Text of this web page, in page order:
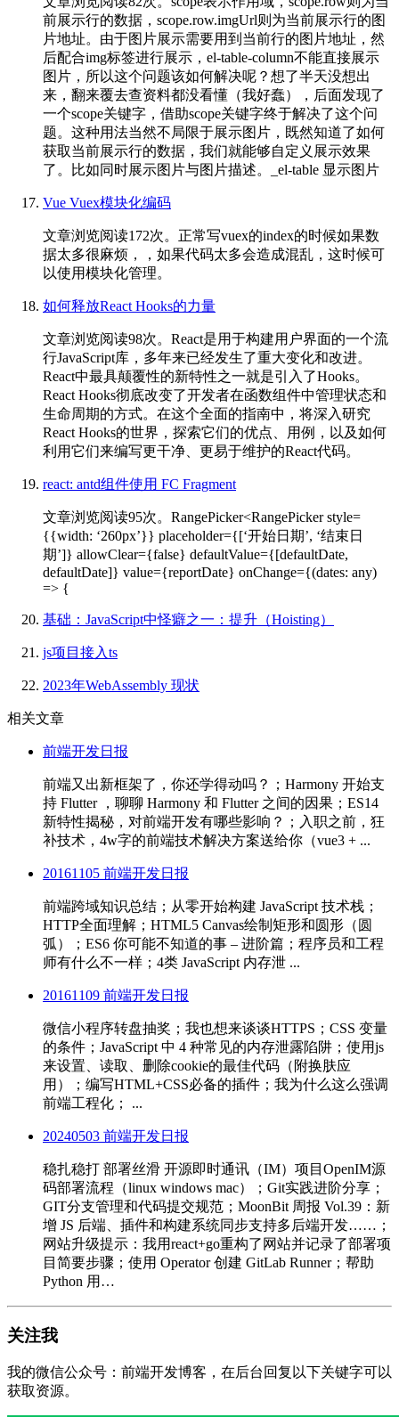
前展示行的数据，scope.row.imgUrl则为当前展示行的图
片地址。由于图片展示需要用到当前行的图片地址，然
后配合img标签进行展示，el-table-column不能直接展示
图片，所以这个问题该如何解决呢？想了半天没想出
来，翻来覆去查资料都没看懂（我好蠢），后面发现了
一个scope关键字，借助scope关键字终于解决了这个问
题。这种用法当然不局限于展示图片，既然知道了如何
获取当前展示行的数据，我们就能够自定义展示效果
了。比如同时展示图片与图片描述。_el-table 显示图片
Vue Vuex模块化编码
文章浏览阅读172次。正常写vuex的index的时候如果数
据太多很麻烦，，如果代码太多会造成混乱，这时候可
以使用模块化管理。
如何释放React Hooks的力量
文章浏览阅读98次。React是用于构建用户界面的一个流
行JavaScript库，多年来已经发生了重大变化和改进。
React中最具颠覆性的新特性之一就是引入了Hooks。
React Hooks彻底改变了开发者在函数组件中管理状态和
生命周期的方式。在这个全面的指南中，将深入研究
React Hooks的世界，探索它们的优点、用例，以及如何
利用它们来编写更干净、更易于维护的React代码。
react: antd组件使用 FC Fragment
文章浏览阅读95次。RangePicker<RangePicker style=
{{width: ‘260px’}} placeholder={[‘开始日期’, ‘结束日
期’]} allowClear={false} defaultValue={[defaultDate,
defaultDate]} value={reportDate} onChange={(dates: any)
=> {
基础：JavaScript中怪癖之一：提升（Hoisting）
js项目接入ts
2023年WebAssembly 现状
相关文章
前端开发日报
前端又出新框架了，你还学得动吗？；Harmony 开始支
持 Flutter ，聊聊 Harmony 和 Flutter 之间的因果；ES14
新特性揭秘，对前端开发有哪些影响？；入职之前，狂
补技术，4w字的前端技术解决方案送给你（vue3 + ...
20161105 前端开发日报
前端跨域知识总结；从零开始构建 JavaScript 技术栈；
HTTP全面理解；HTML5 Canvas绘制矩形和圆形（圆
弧）；ES6 你可能不知道的事 – 进阶篇；程序员和工程
师有什么不一样；4类 JavaScript 内存泄 ...
20161109 前端开发日报
微信小程序转盘抽奖；我也想来谈谈HTTPS；CSS 变量
的条件；JavaScript 中 4 种常见的内存泄露陷阱；使用js
来设置、读取、删除cookie的最佳代码（附换肤应
用）；编写HTML+CSS必备的插件；我为什么这么强调
前端工程化； ...
20240503 前端开发日报
稳扎稳打 部署丝滑 开源即时通讯（IM）项目OpenIM源
码部署流程（linux windows mac）；Git实践进阶分享；
GIT分支管理和代码提交规范；MoonBit 周报 Vol.39：新
增 JS 后端、插件和构建系统同步支持多后端开发……；
网站升级提示：我用react+go重构了网站并记录了部署项
目简要步骤；使用 Operator 创建 GitLab Runner；帮助
Python 用…
关注我
我的微信公众号：前端开发博客，在后台回复以下关键字可以
获取资源。